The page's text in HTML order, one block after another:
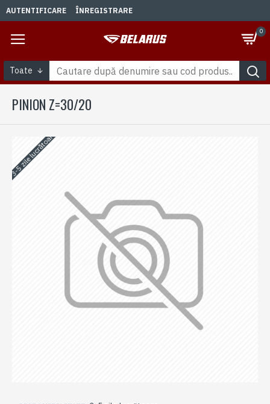
AUTENTIFICARE ÎNREGISTRARE
0
Toate
PINION Z=30/20
3-5 zile lucrătoare